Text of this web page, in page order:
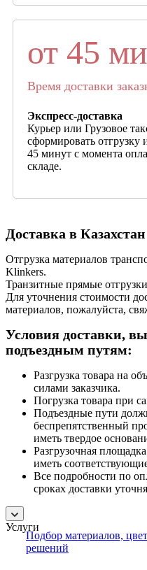
от 45
Время доставки
Экспресс-доставка
Курьер или Грузовое
сформировать отгрузку
45 минут с момента
складе.
Доставка в Казахстан
Отгрузка материалов
Klinkers.
Транзитные прямые
Для уточнения стоимости
материалов, пожалуйста,
Условия доставки,
подъездным путям:
Разгрузка товара на
силами заказчика.
Погрузка товара при
Подъездные пути
беспрепятственный
иметь твердое
Разгрузочная
иметь
Все подробности по
сроках доставки
Услуги
Подбор материалов,
решений